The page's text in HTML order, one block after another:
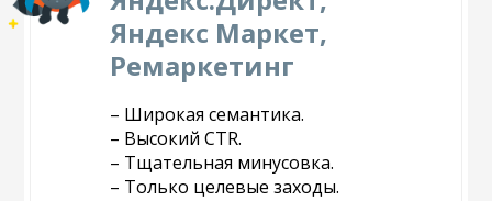
Яндекс Маркет,
Ремаркетинг
– Широкая семантика.
– Высокий CTR.
– Тщательная минусовка.
– Только целевые заходы.